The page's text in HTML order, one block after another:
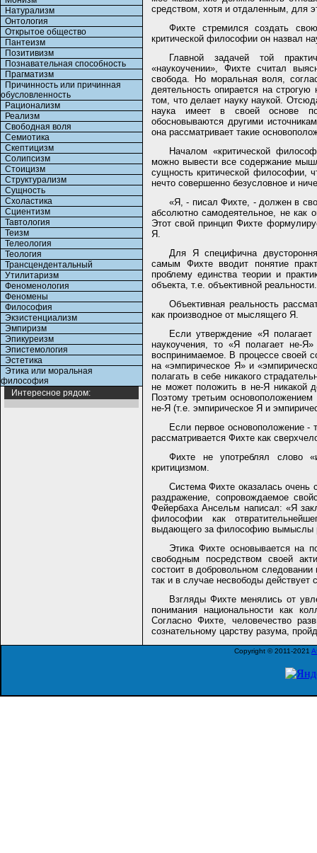
Натурализм
Онтология
Открытое общество
Пантеизм
Позитивизм
Познавательная способность
Прагматизм
Причинность или причинная
обусловленность
Рационализм
Реализм
Свободная воля
Семиотика
Скептицизм
Солипсизм
Стоицизм
Структурализм
Сущность
Схоластика
Сциентизм
Тавтология
Теизм
Телеология
Теология
Трансцендентальный
Утилитаризм
Феноменология
Феномены
Философия
Экзистенциализм
Эмпиризм
Эпикуреизм
Эпистемология
Эстетика
Этика или моральная
философия
Интересное рядом:
средством, хотя и отдаленным, для
Фихте стремился создать
критической философии он назвал
Главной задачей той
«наукоучении», Фихте считал
свобода. Но моральная воля,
деятельность опирается на
том, что делает науку наукой.
наука имеет в своей основе
обосновываются другими
она рассматривает такие
Началом «критической
можно вывести все содержание
сущность критической философии,
нечто совершенно безусловное и
«Я, - писал Фихте, - должен в
абсолютно самодеятельное, не как
Этот свой принцип Фихте
Я.
Для Я специфична
самым Фихте вводит понятие
проблему единства теории и
объекта, т.е. объективной реальности.
Объективная реальность
как производное от мыслящего Я.
Если утверждение «Я
наукоучения, то «Я полагает не-
воспринимаемое. В процессе своей
на «эмпирическое Я» и
полагать в себе никакого
не может положить в не-Я никакой
Поэтому третьим
не-Я (т.е. эмпирическое Я и
Если первое основоположение -
рассматривается Фихте как
Фихте не употреблял слово
критицизмом.
Система Фихте оказалась очень
раздражение, сопровождаемое
Фейербаха Ансельм написал: «Я
философии как
выдающего за философию вымыслы
Этика Фихте основывается на
свободным посредством своей
состоит в добровольном
так и в случае несвободы действует
Взгляды Фихте менялись от
понимания национальности как
Согласно Фихте, человечество
сознательному царству разума,
Copyright © 2011-2021